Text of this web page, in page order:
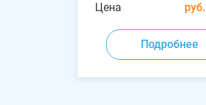
Цена
руб.
Подробнее